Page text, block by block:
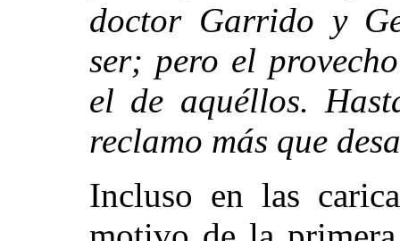
doctor Garrido y
ser; pero el
el de aquéllos.
reclamo más que
Incluso en las